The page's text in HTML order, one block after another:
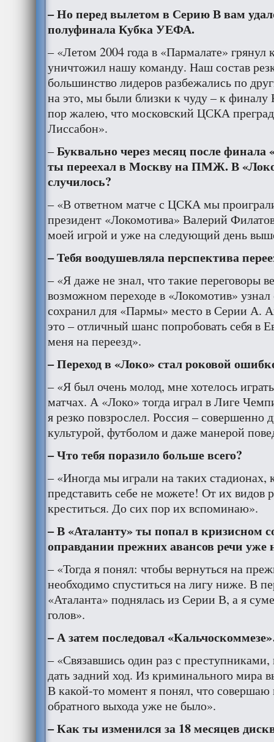
– Но перед вылетом в Серию В вам
полуфинала Кубка УЕФА.
– «Летом 2004 года в «Пармалате» грянул
уничтожил нашу команду. Наш состав
большинство лидеров разбежались по
на это, мы были близки к чуду – к
пор жалею, что московский ЦСКА
Лиссабон».
–Буквально через месяц после
ты переехал в Москву на ПМЖ. В
случилось?
– «В ответном матче с ЦСКА мы
президент «Локомотива» Валерий
моей игрой и уже на следующий день
– Тебя воодушевляла перспектива
– «Я даже не знал, что такие переговоры
возможном переходе в «Локомотив» узнал
сохранил для «Пармы» место в Серии А.
это – отличный шанс попробовать себя в
меня на переезд».
– Переход в «Локо» стал роковой
– «Я был очень молод, мне хотелось
матчах. А «Локо» тогда играл в Лиге
я резко повзрослел. Россия – совершенно
культурой, футболом и даже манерой
– Что тебя поразило больше всего?
– «Иногда мы играли на таких стадионах,
представить себе не можете! От их видов
креститься. До сих пор их вспоминаю».
– В «Аталанту» ты попал в кризисном
оправдании прежних авансов речи уже
– «Тогда я понял: чтобы вернуться на
необходимо спуститься на лигу ниже. В
«Аталанта» поднялась из Серии В, а я
голов».
– А затем последовал
– «Связавшись один раз с
дать задний ход. Из криминального мира
В какой-то момент я понял, что
обратного выхода уже не было».
– Как ты изменился за 18 месяцев